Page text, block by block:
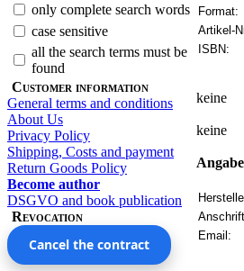
only complete search words
case sensitive
all the search terms must be
found
Customer information
General terms and conditions
About Us
Privacy Policy
Shipping, Costs and payment
Return Goods Policy
Become author
DSGVO and book publication
Revocation
Cancel the contract
Format:
Artikel-
ISBN:
keine
keine
Email: